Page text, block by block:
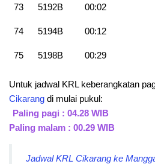
73 5192B 00:02
74 5194B 00:12
75 5198B 00:29
Untuk jadwal KRL keberangkatan
Cikarang di mulai pukul:
Paling pagi : 04.28 WIB
Paling malam : 00.29 WIB
Jadwal KRL Cikarang ke